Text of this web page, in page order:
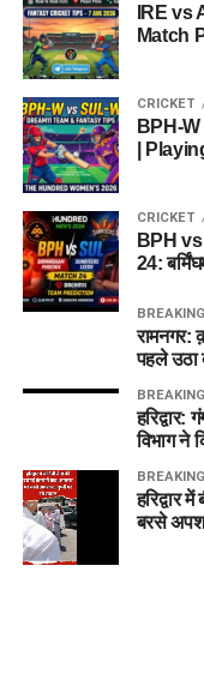
IRE vs
Match
CRICKET
BPH-
|
CRICKET
BPH
24:
रामनगर:
पहले उठा
विभाग ने
हरिद्वार
बरसे